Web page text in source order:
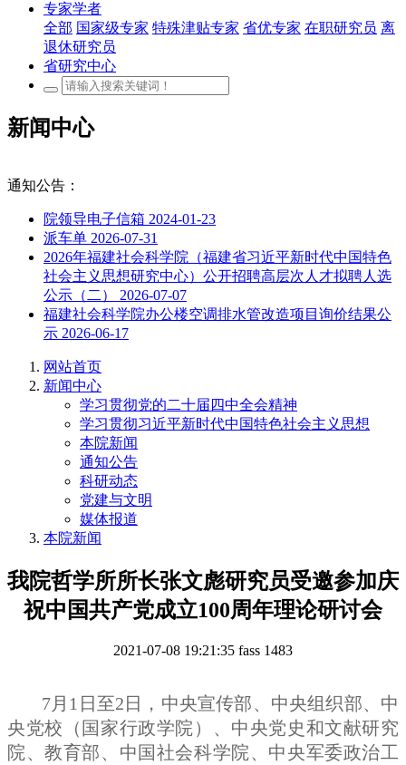
专家学者
全部 国家级专家 特殊津贴专家 省优专家 在职研究员 离
退休研究员
省研究中心
新闻中心
通知公告：
院领导电子信箱 2024-01-23
派车单 2026-07-31
2026年福建社会科学院（福建省习近平新时代中国特色
社会主义思想研究中心）公开招聘高层次人才拟聘人选
公示（二） 2026-07-07
福建社会科学院办公楼空调排水管改造项目询价结果公
示 2026-06-17
网站首页
新闻中心
学习贯彻党的二十届四中全会精神
学习贯彻习近平新时代中国特色社会主义思想
本院新闻
通知公告
科研动态
党建与文明
媒体报道
本院新闻
我院哲学所所长张文彪研究员受邀参加庆
祝中国共产党成立100周年理论研讨会
2021-07-08 19:21:35 fass 1483
7月1日至2日，中央宣传部、中央组织部、中
央党校（国家行政学院）、中央党史和文献研究
院、教育部、中国社会科学院、中央军委政治工